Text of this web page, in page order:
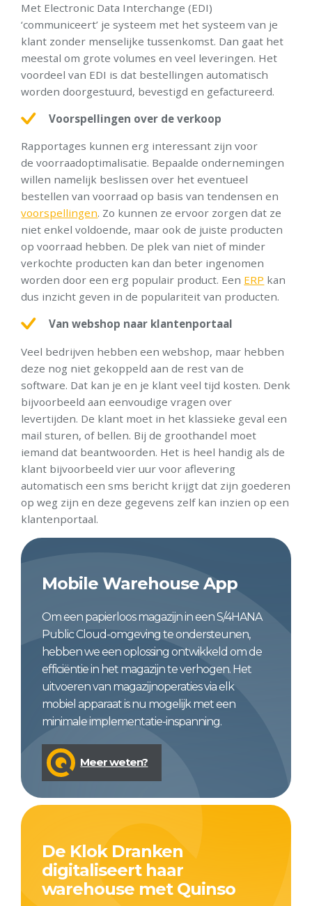
Met Electronic Data Interchange (EDI)
‘communiceert’ je systeem met het systeem van je
klant zonder menselijke tussenkomst. Dan gaat het
meestal om grote volumes en veel leveringen. Het
voordeel van EDI is dat bestellingen automatisch
worden doorgestuurd, bevestigd en gefactureerd.
Voorspellingen over de verkoop
Rapportages kunnen erg interessant zijn voor
de voorraadoptimalisatie. Bepaalde ondernemingen
willen namelijk beslissen over het eventueel
bestellen van voorraad op basis van tendensen en
voorspellingen. Zo kunnen ze ervoor zorgen dat ze
niet enkel voldoende, maar ook de juiste producten
op voorraad hebben. De plek van niet of minder
verkochte producten kan dan beter ingenomen
worden door een erg populair product. Een ERP kan
dus inzicht geven in de populariteit van producten.
Van webshop naar klantenportaal
Veel bedrijven hebben een webshop, maar hebben
deze nog niet gekoppeld aan de rest van de
software. Dat kan je en je klant veel tijd kosten. Denk
bijvoorbeeld aan eenvoudige vragen over
levertijden. De klant moet in het klassieke geval een
mail sturen, of bellen. Bij de groothandel moet
iemand dat beantwoorden. Het is heel handig als de
klant bijvoorbeeld vier uur voor aflevering
automatisch een sms bericht krijgt dat zijn goederen
op weg zijn en deze gegevens zelf kan inzien op een
klantenportaal.
Mobile Warehouse App
Om een papierloos magazijn in een S/4HANA
Public Cloud-omgeving te ondersteunen,
hebben we een oplossing ontwikkeld om de
efficiëntie in het magazijn te verhogen. Het
uitvoeren van magazijnoperaties via elk
mobiel apparaat is nu mogelijk met een
minimale implementatie-inspanning.
Meer weten?
De Klok Dranken
digitaliseert haar
warehouse met Quinso